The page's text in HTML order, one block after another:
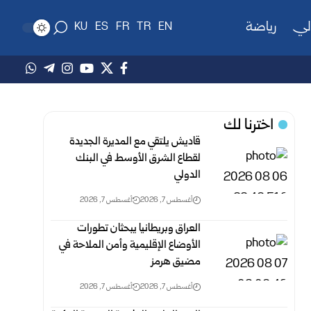
رياضة EN
TR
FR
ES
KU
اخترنا لك
قاديش يلتقي مع المديرة الجديدة
لقطاع الشرق الأوسط في البنك
الدولي
أغسطس 7, 2026 أغسطس 7, 2026
العراق وبريطانيا يبحثان تطورات
الأوضاع الإقليمية وأمن الملاحة في
مضيق هرمز
أغسطس 7, 2026 أغسطس 7, 2026